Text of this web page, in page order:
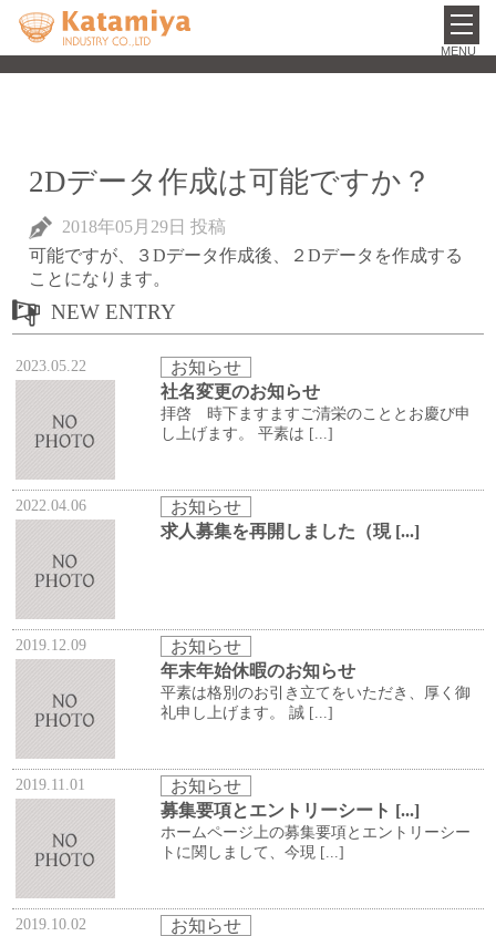
2Dデータ作成は可能ですか？
2018年05月29日 投稿
可能ですが、３Dデータ作成後、２Dデータを作成する
ことになります。
NEW ENTRY
2023.05.22 お知らせ
社名変更のお知らせ
拝啓 時下ますますご清栄のこととお慶び申
し上げます。 平素は [...]
2022.04.06 お知らせ
求人募集を再開しました（現 [...]
2019.12.09 お知らせ
年末年始休暇のお知らせ
平素は格別のお引き立てをいただき、厚く御
礼申し上げます。 誠 [...]
2019.11.01 お知らせ
募集要項とエントリーシート [...]
ホームページ上の募集要項とエントリーシー
トに関しまして、今現 [...]
2019.10.02 お知らせ